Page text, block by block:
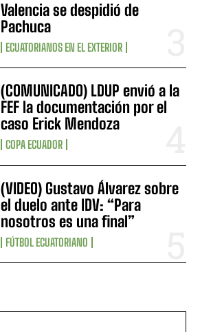
Valencia se despidió de
Pachuca
ECUATORIANOS EN EL EXTERIOR
(COMUNICADO) LDUP envió a la
FEF la documentación por el
caso Erick Mendoza
COPA ECUADOR
(VIDEO) Gustavo Álvarez sobre
el duelo ante IDV: “Para
nosotros es una final”
FÚTBOL ECUATORIANO